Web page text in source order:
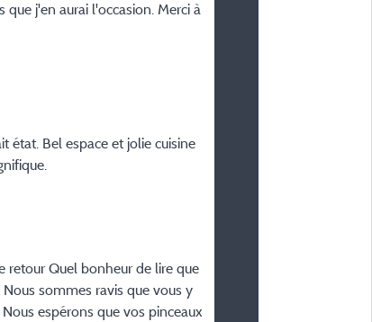
j'en aurai l'occasion. Merci à
état. Bel espace et jolie cuisine
retour Quel bonheur de lire que
sommes ravis que vous y
espérons que vos pinceaux